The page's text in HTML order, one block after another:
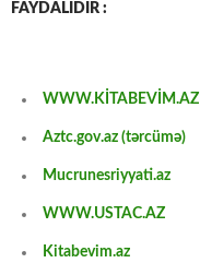
FAYDALIDIR :
WWW.KİTABEVİM.AZ
Aztc.gov.az (tərcümə)
Mucrunesriyyati.az
WWW.USTAC.AZ
Kitabevim.az